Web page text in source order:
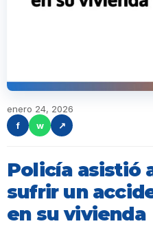
enero 24, 2026
f
w ↗
Policía asistió
sufrir un
en su vivienda